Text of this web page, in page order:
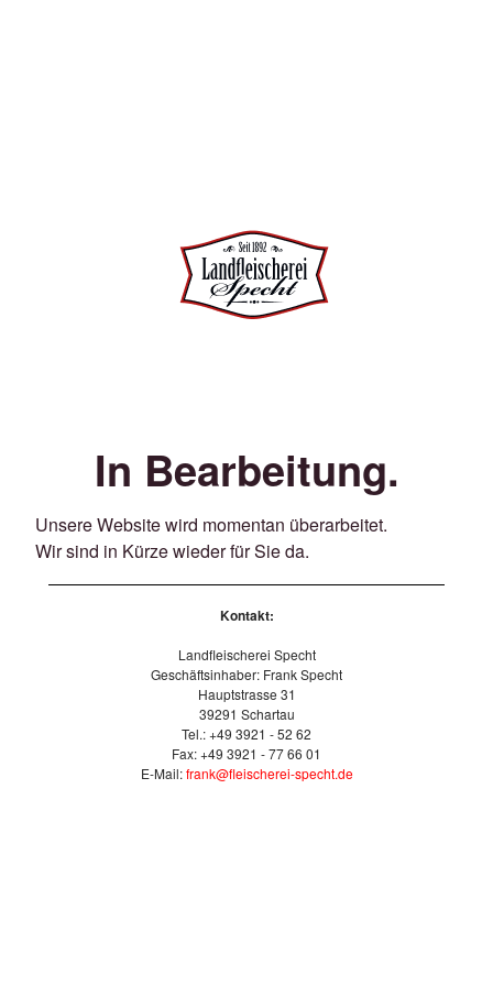
In Bearbeitung.
Unsere Website wird momentan überarbeitet.
Wir sind in Kürze wieder für Sie da.
Kontakt:
Landfleischerei Specht
Geschäftsinhaber: Frank Specht
Hauptstrasse 31
39291 Schartau
Tel.: +49 3921 - 52 62
Fax: +49 3921 - 77 66 01
E-Mail:frank@fleischerei-specht.de